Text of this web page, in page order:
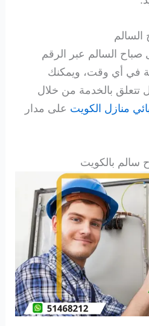
السالم
السالم عبر الرقم
الخدمة في أي وقت، ويمكنك
تتعلق بالخدمة من خلال
منازل الكويت على مدار
سالم بالكويت